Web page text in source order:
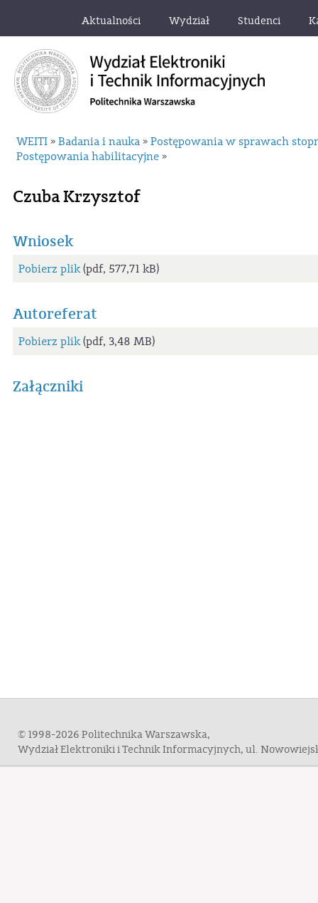
Aktualności Wydział Studenci
WEITI » Badania i nauka » Postępowania w sprawach
Postępowania habilitacyjne »
Czuba Krzysztof
Wniosek
Pobierz plik(pdf, 577,71 kB)
Autoreferat
Pobierz plik(pdf, 3,48 MB)
Załączniki
© 1998-2026 Politechnika Warszawska,
Wydział Elektroniki i Technik Informacyjnych, ul.